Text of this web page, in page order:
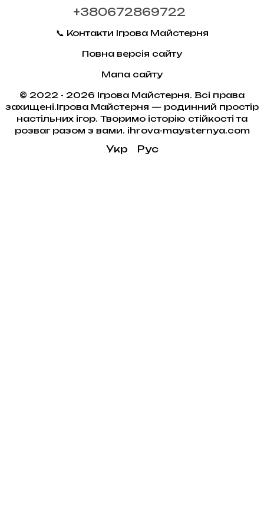
+380672869722
📞 Контакти Ігрова Майстерня
Повна версія сайту
Мапа сайту
© 2022 - 2026 Ігрова Майстерня. Всі права
захищені.Ігрова Майстерня — родинний простір
настільних ігор. Творимо історію стійкості та
розваг разом з вами. ihrova-maysternya.com
Укр Рус